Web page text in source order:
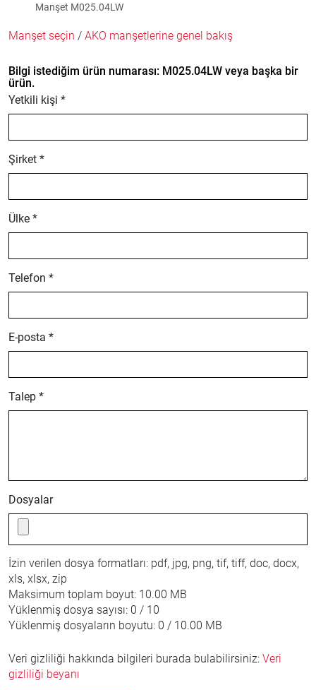
Manşet M025.04LW
Manşet seçin / AKO manşetlerine genel bakış
Bilgi istediğim ürün numarası: M025.04LW veya başka bir
ürün.
Yetkili kişi *
Şirket *
Ülke *
Telefon *
E-posta *
Talep *
Dosyalar
İzin verilen dosya formatları: pdf, jpg, png, tif, tiff, doc, docx,
xls, xlsx, zip
Maksimum toplam boyut: 10.00 MB
Yüklenmiş dosya sayısı: 0 / 10
Yüklenmiş dosyaların boyutu: 0 / 10.00 MB
Veri gizliliği hakkında bilgileri burada bulabilirsiniz: Veri
gizliliği beyanı